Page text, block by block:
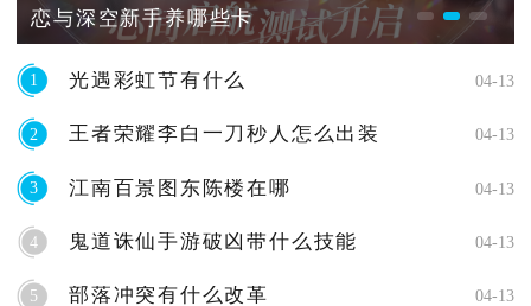
恋与深空新手养哪些卡
1 光遇彩虹节有什么 04-13
2 王者荣耀李白一刀秒人怎么出装 04-13
3 江南百景图东陈楼在哪 04-13
4 鬼道诛仙手游破凶带什么技能 04-13
5 部落冲突有什么改革 04-13